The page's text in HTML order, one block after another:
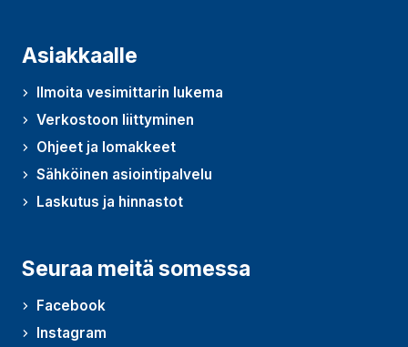
Asiakkaalle
Ilmoita vesimittarin lukema
Verkostoon liittyminen
Ohjeet ja lomakkeet
Sähköinen asiointipalvelu
Laskutus ja hinnastot
Seuraa meitä somessa
Facebook
Instagram